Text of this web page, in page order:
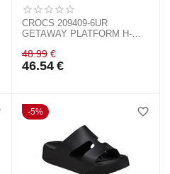
CROCS 209409-6UR
GETAWAY PLATFORM H-
48.99 €
46.54 €
5%